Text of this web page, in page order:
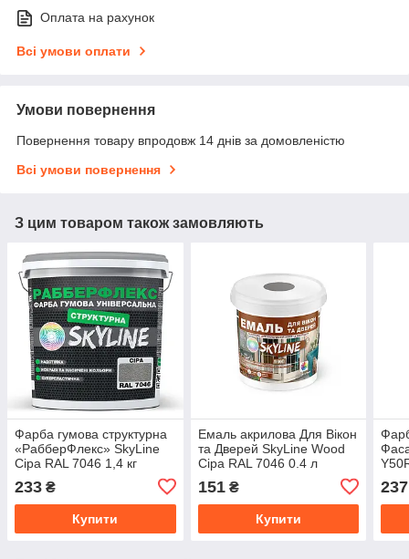
Оплата на рахунок
Всі умови оплати
Умови повернення
Повернення товару впродовж 14 днів за домовленістю
Всі умови повернення
З цим товаром також замовляють
Фарба гумова структурна
«РабберФлекс» SkyLine
Сіра RAL 7046 1,4 кг
233 ₴
Купити
Емаль акрилова Для Вікон
та Дверей SkyLine Wood
Сіра RAL 7046 0.4 л
151₴
Купити
237